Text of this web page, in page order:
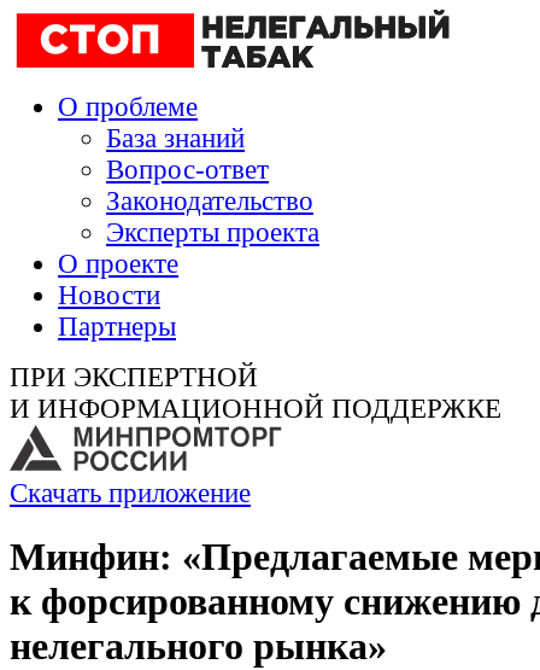
О проблеме
База знаний
Вопрос-ответ
Законодательство
Эксперты проекта
О проекте
Новости
Партнеры
ПРИ ЭКСПЕРТНОЙ
И ИНФОРМАЦИОННОЙ ПОДДЕРЖКЕ
Скачать приложение
Минфин: «Предлагаемые
к форсированному снижению
нелегального рынка»